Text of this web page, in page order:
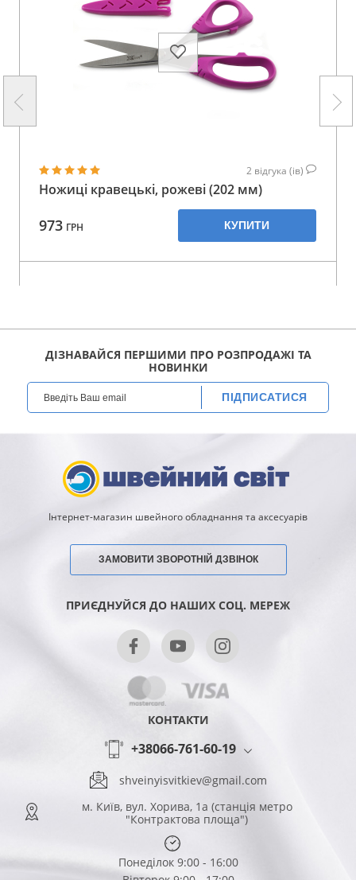
2 відгука (ів)
Ножиці кравецькі, рожеві (202 мм)
973 ГРН КУПИТИ
ДІЗНАВАЙСЯ ПЕРШИМИ ПРО РОЗПРОДАЖІ ТА
НОВИНКИ
ПІДПИСАТИСЯ
Інтернет-магазин швейного обладнання та аксесуарів
ЗАМОВИТИ ЗВОРОТНІЙ ДЗВІНОК
ПРИЄДНУЙСЯ ДО НАШИХ СОЦ. МЕРЕЖ
КОНТАКТИ
+38066-761-60-19
shveinyisvitkiev@gmail.com
м. Київ, вул. Хорива, 1а (станція метро
"Контрактова площа")
Понеділок 9:00 - 16:00